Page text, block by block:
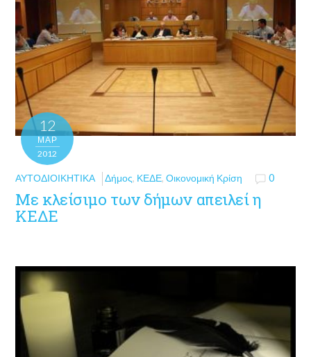
12
ΜΑΡ
2012
ΑΥΤΟΔΙΟΙΚΗΤΙΚΆ Δήμος, ΚΕΔΕ,Οικονομική Κρίση 0
Με κλείσιμο των δήμων απειλεί η
ΚΕΔΕ